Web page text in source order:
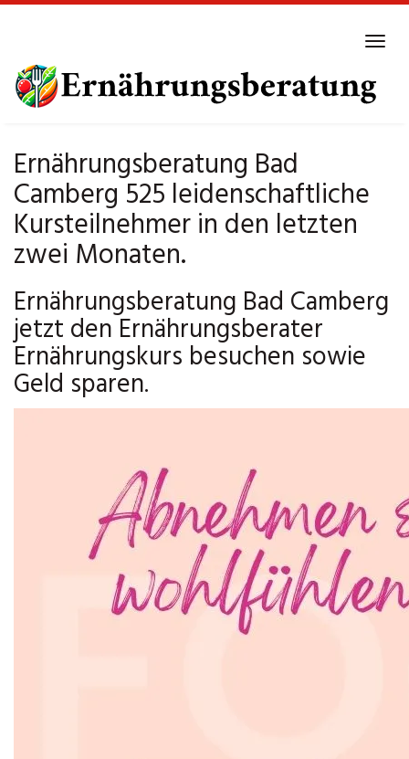
main
content
Ernährungsberatung Bad
Camberg 525 leidenschaftliche
Kursteilnehmer in den letzten
zwei Monaten.
Ernährungsberatung Bad Camberg
jetzt den Ernährungsberater
Ernährungskurs besuchen sowie
Geld sparen.